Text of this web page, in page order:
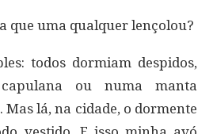
que uma qualquer lençolou?
todos dormiam despidos,
ou numa manta
lá, na cidade, o dormente